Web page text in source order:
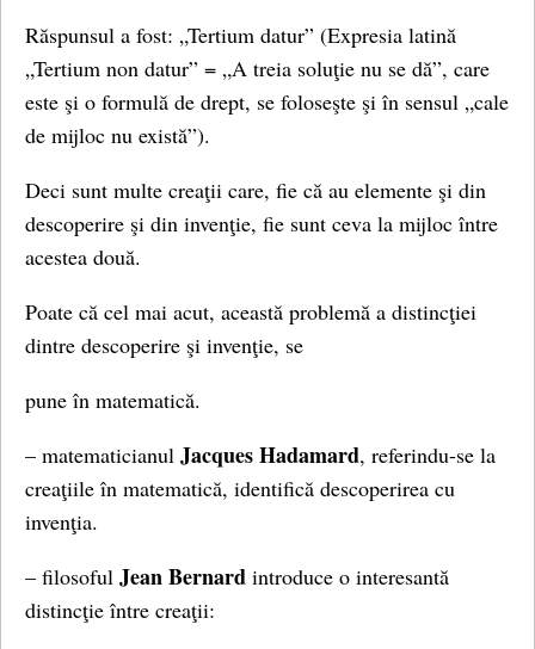
Răspunsul a fost: „Tertium datur” (Expresia latină
„Tertium non datur” = „A treia soluţie nu se dă”, care
este şi o formulă de drept, se foloseşte şi în sensul „cale
de mijloc nu există”).
Deci sunt multe creaţii care, fie că au elemente şi din
descoperire şi din invenţie, fie sunt ceva la mijloc între
acestea două.
Poate că cel mai acut, această problemă a distincţiei
dintre descoperire şi invenţie, se
pune în matematică.
– matematicianul Jacques Hadamard, referindu-se la
creaţiile în matematică, identifică descoperirea cu
invenţia.
– filosoful Jean Bernard introduce o interesantă
distincţie între creaţii: